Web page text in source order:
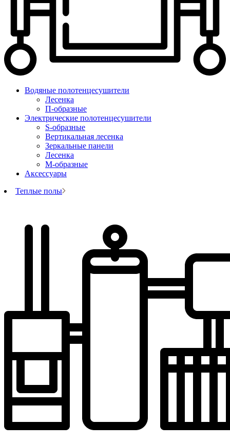
Водяные полотенцесушители
Лесенка
П-образные
Электрические полотенцесушители
S-образные
Вертикальная лесенка
Зеркальные панели
Лесенка
М-образные
Аксессуары
Теплые полы